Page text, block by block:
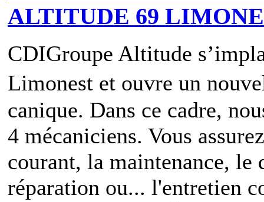
ALTITUDE 69
CDIGroupe Altitude
Limonest et ouvre un
canique. Dans ce cadre,
4 mécaniciens. Vous
courant, la maintenance, le
réparation ou... l'entretien